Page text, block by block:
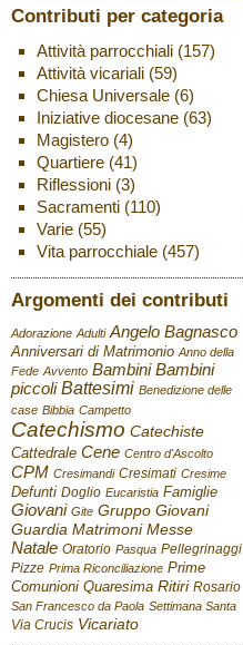
Contributi per categoria
Attività parrocchiali(157)
Attività vicariali(59)
Chiesa Universale(6)
Iniziative diocesane(63)
Magistero(4)
Quartiere(41)
Riflessioni(3)
Sacramenti(110)
Varie(55)
Vita parrocchiale(457)
Argomenti dei contributi
Adorazione Adulti Angelo Bagnasco
Anniversari di Matrimonio Anno della
Fede Avvento Bambini Bambini
piccoli Battesimi Benedizione delle
case Bibbia Campetto
Catechismo Catechiste
Cattedrale Cene Centro d'Ascolto
CPM Cresimandi Cresimati Cresime
Defunti Doglio Eucaristia Famiglie
Giovani Gite Gruppo Giovani
Guardia Matrimoni Messe
Natale Oratorio Pasqua Pellegrinaggi
Pizze Prima Riconciliazione Prime
Comunioni Quaresima Ritiri Rosario
San Francesco da Paola Settimana Santa
Via Crucis Vicariato